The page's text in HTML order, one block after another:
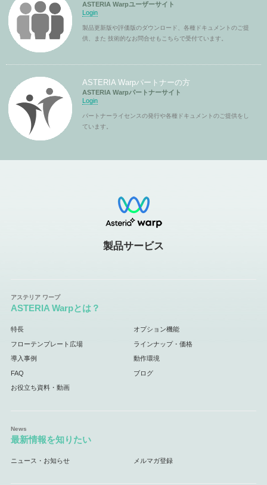
ASTERIA Warpユーザーサイト
Login
製品更新版や評価版のダウンロード、各種ドキュメントのご提
供、また 技術的なお問合せもこちらで受付ています。
ASTERIA Warpパートナーの方
ASTERIA Warpパートナーサイト
Login
パートナーライセンスの発行や各種ドキュメントのご提供をし
ています。
製品サービス
ASTERIA Warpとは？
特長 オプション機能
フローテンプレート広場 ラインナップ・価格
導入事例 動作環境
FAQ ブログ
お役立ち資料・動画
最新情報を知りたい
ニュース・お知らせ メルマガ登録